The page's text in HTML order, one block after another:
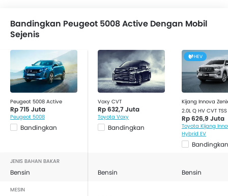
Sabuk Pengaman Belakang
Pengingat Pemakaian Sabuk Pengaman
Brake Assist
Crash Sensor
Alarm Mobil
Pengingat Pintu Terbuka
Pelindung Benturan Samping
Pelindung Benturan Depan
Spion Tengah Lipat
Adjustable Headlights
Bandingkan Peugeot 5008 Active Dengan Mobil
Sejenis
Peugeot 5008 Active
Rp 715 Juta
Peugeot 5008
Bandingkan
Voxy CVT
Rp 632,7 Juta
Toyota Voxy
Bandingkan
HEV
Kijang Innova
2.0L Q HV CVT
Rp 626,9 Juta
Toyota Kijang
Hybrid EV
Bandingkan
JENIS BAHAN BAKAR
Bensin Bensin Bensin
MESIN